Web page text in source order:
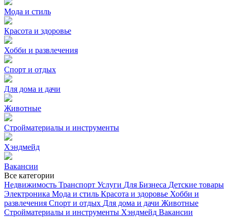
Мода и стиль
Красота и здоровье
Хобби и развлечения
Спорт и отдых
Для дома и дачи
Животные
Стройматериалы и инструменты
Хэндмейд
Вакансии
Все категории
Недвижимость Транспорт Услуги Для Бизнеса Детские товары
Электроника Мода и стиль Красота и здоровье Хобби и
развлечения Спорт и отдых Для дома и дачи Животные
Стройматериалы и инструменты Хэндмейд Вакансии